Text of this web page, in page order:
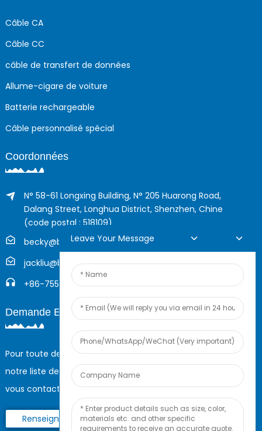
Câble CA
Câble CC
câble de transfert de données
Allume-cigare de voiture
Batterie rechargeable
Câble personnalisé spécial
Coordonnées
N° 58-61 Longxing Building, N° 205 Huarong Road,
Dalang Street, Longhua District, Shenzhen, Chine
(code postal : 518109)
becky@boyingcable.com
jackliu@boyingcable.com
+86-755-21014277
Demande En Ligne
Pour toute demande de renseignements sur nos produits ou
notre liste de prix, veuillez nous laisser votre e-mail et nous
vous contacterons dans les 24 heures.
Renseignez-Vous Maintenant
Leave Your Message